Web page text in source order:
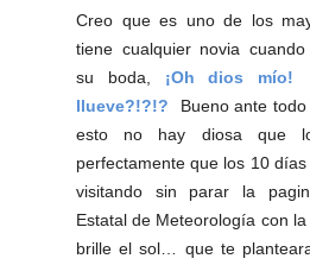
Creo que es uno de los
tiene cualquier novia
su boda,
¡Oh dios mío!
llueve?!?!?
Bueno ante
esto no hay diosa que
perfectamente que los 10
visitando sin parar la
Estatal de Meteorología con
brille el sol… que te